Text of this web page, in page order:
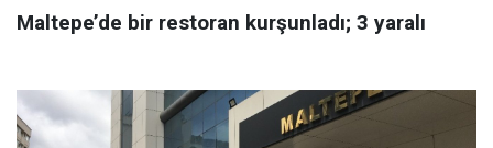
Maltepe’de bir restoran kurşunladı; 3 yaralı